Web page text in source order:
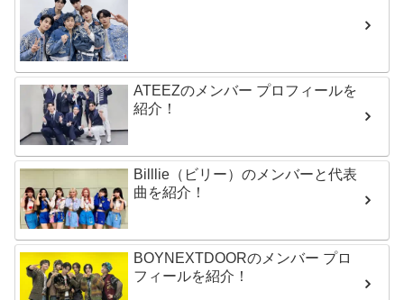
ATEEZのメンバー プロフィールを
紹介！
Billlie（ビリー）のメンバーと代表
曲を紹介！
BOYNEXTDOORのメンバー プロ
フィールを紹介！